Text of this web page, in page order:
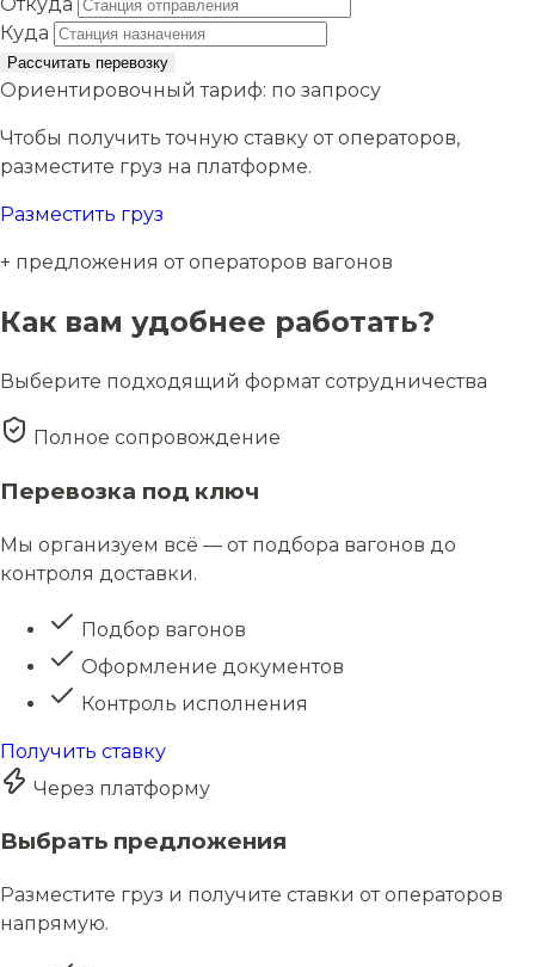
Откуда
Куда
Рассчитать перевозку
Ориентировочный тариф: по запросу
Чтобы получить точную ставку от операторов,
разместите груз на платформе.
Разместить груз
+ предложения от операторов вагонов
Как вам удобнее работать?
Выберите подходящий формат сотрудничества
Полное сопровождение
Перевозка под ключ
Мы организуем всё — от подбора вагонов до
контроля доставки.
Подбор вагонов
Оформление документов
Контроль исполнения
Получить ставку
Через платформу
Выбрать предложения
Разместите груз и получите ставки от операторов
напрямую.